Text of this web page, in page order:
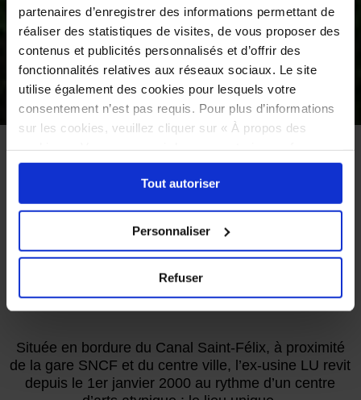
partenaires d’enregistrer des informations permettant de
réaliser des statistiques de visites, de vous proposer des
contenus et publicités personnalisés et d’offrir des
fonctionnalités relatives aux réseaux sociaux. Le site
utilise également des cookies pour lesquels votre
consentement n’est pas requis. Pour plus d’informations
sur les cookies, veuillez cliquer sur « À propos des
sélectionner les cookies selon les finalités via l'onglet
« Détails ». À tout moment, vous pouvez modifier votre
choix en cliquant sur le lien « Cookies » en bas des
Tout autoriser
Personnaliser
Refuser
©
ACCUEIL À VOIR
LE VOYAGE PERMANENT
LIEU D’EXPOSITION
LIEU D’EXPOSITION, PATRIMOINE
Le Lieu Unique
SCÈNE NATIONALE DE NANTES
Située en bordure du Canal Saint-Félix, à proximité
de la gare SNCF et du centre ville, l’ex-usine LU revit
depuis le 1er janvier 2000 au rythme d’un centre